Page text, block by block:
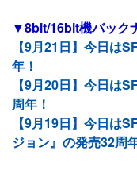
▼8bit/16bit機バック
【9月21日】今日は
年！
【9月20日】今日は
周年！
【9月19日】今日は
ジョン』の発売32周